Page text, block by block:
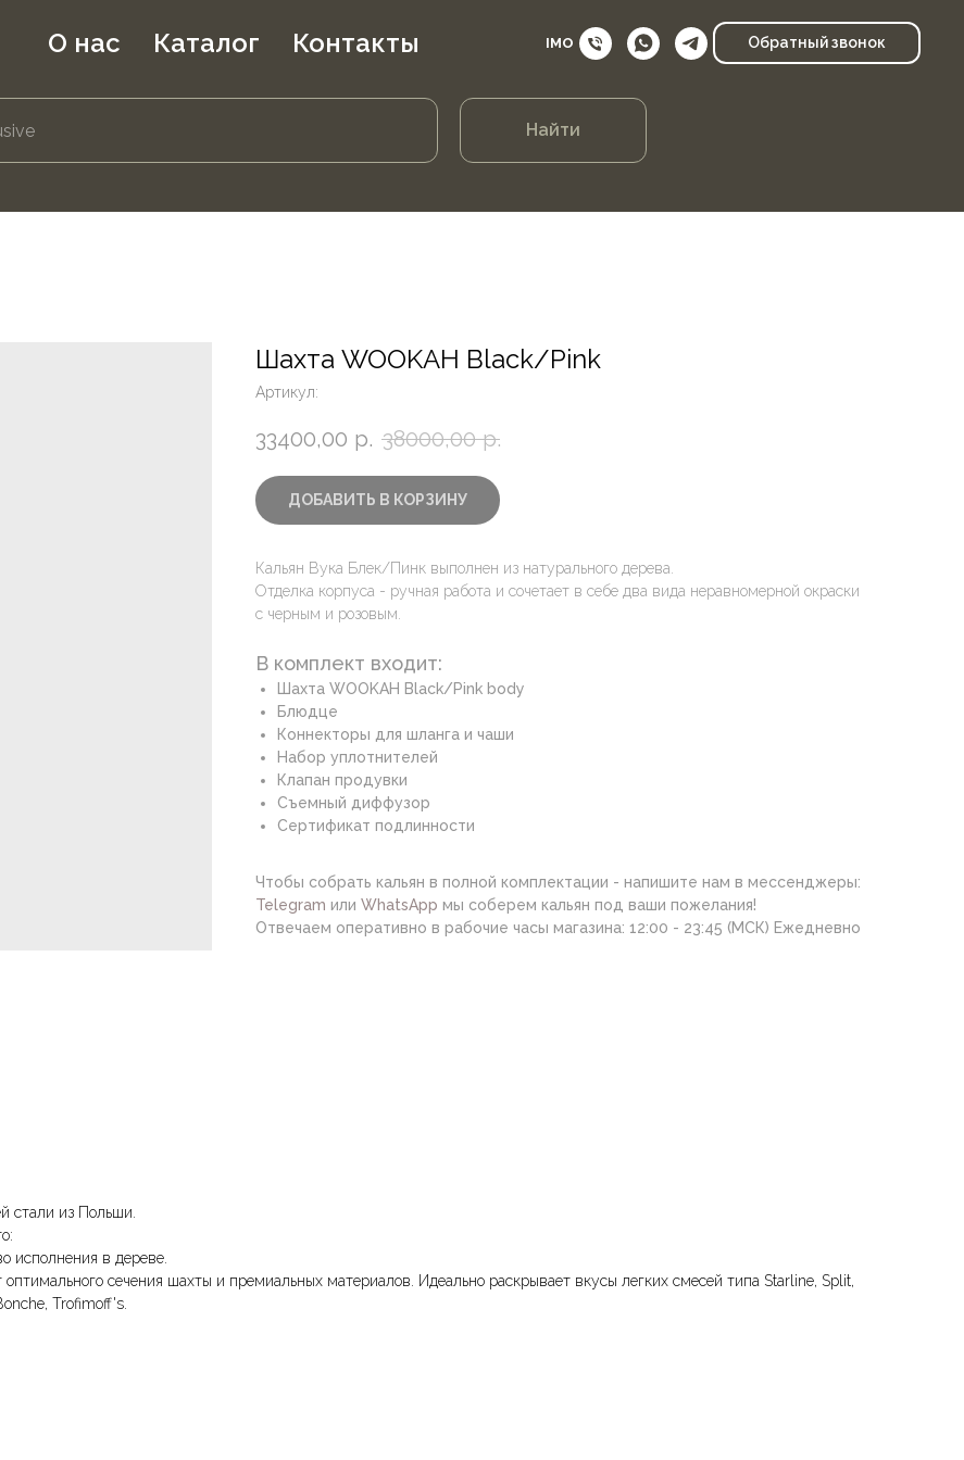
О нас Каталог Контакты IMO Обратный звонок
Найти
Шахта WOOKAH Black/Pink
Артикул:
33400,00 р. 38000,00 р.
ДОБАВИТЬ В КОРЗИНУ
Кальян Вука Блек/Пинк выполнен из натурального дерева.
Отделка корпуса - ручная работа и сочетает в себе два вида неравномерной окраски
с черным и розовым.
В комплект входит:
Шахта WOOKAH Black/Pink body
Блюдце
Коннекторы для шланга и чаши
Набор уплотнителей
Клапан продувки
Съемный диффузор
Сертификат подлинности
Чтобы собрать кальян в полной комплектации - напишите нам в мессенджеры:
Telegram или WhatsApp мы соберем кальян под ваши пожелания!
Отвечаем оперативно в рабочие часы магазина: 12:00 - 23:45 (МСК) Ежедневно
стали из Польши.
исполнения в дереве.
оптимального сечения шахты и премиальных материалов. Идеально раскрывает вкусы легких смесей типа Starline, Split,
Trofimoff's.